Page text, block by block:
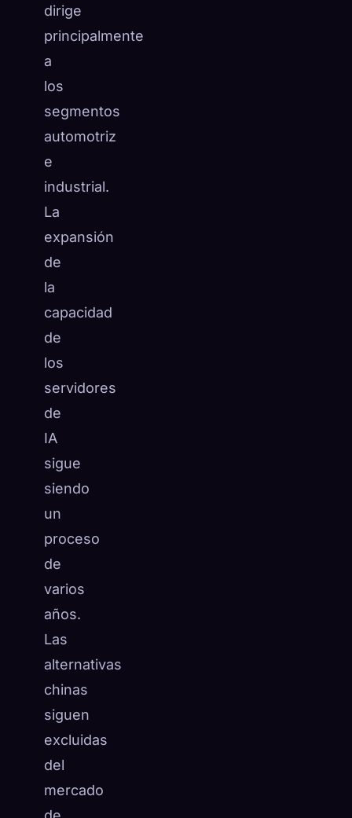
dirige
principalmente
a
los
segmentos
automotriz
e
industrial.
La
expansión
de
la
capacidad
de
los
servidores
de
IA
sigue
siendo
un
proceso
de
varios
años.
Las
alternativas
chinas
siguen
excluidas
del
mercado